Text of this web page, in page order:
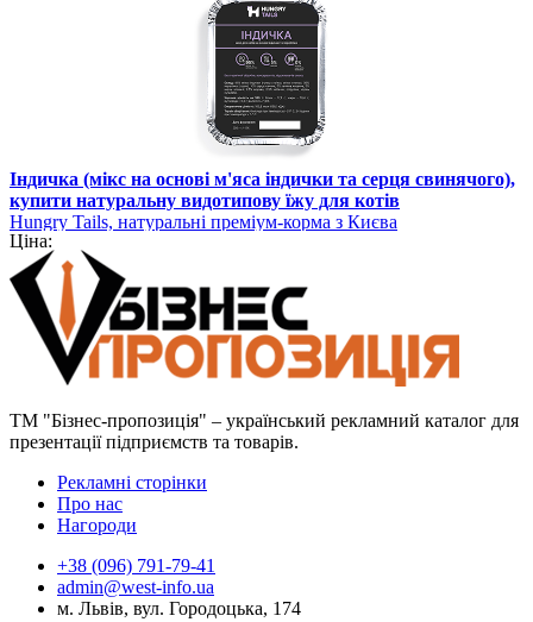
Індичка (мікс на основі м'яса індички та серця свинячого),
купити натуральну видотипову їжу для котів
Hungry Tails, натуральні преміум-корма з Києва
Ціна:
ТМ "Бізнес-пропозиція" – український рекламний каталог для
презентації підприємств та товарів.
Рекламні сторінки
Про нас
Нагороди
+38 (096) 791-79-41
admin@west-info.ua
м. Львів, вул. Городоцька, 174